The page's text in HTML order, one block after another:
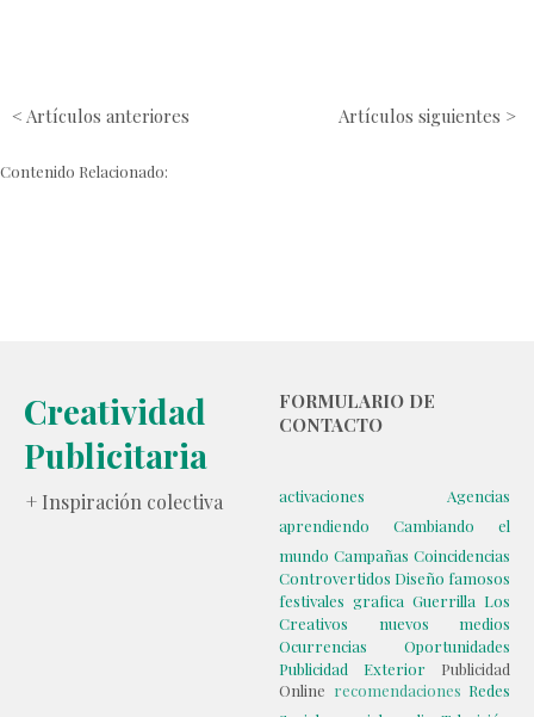
Artículos siguientes >
< Artículos anteriores
Contenido Relacionado:
Creatividad
Publicitaria
+ Inspiración colectiva
FORMULARIO DE
CONTACTO
activaciones
Agencias
aprendiendo
Cambiando el
mundo Campañas Coincidencias
Controvertidos Diseño famosos
festivales grafica Guerrilla Los
Creativos
nuevos medios
Ocurrencias
Oportunidades
Publicidad Exterior
Publicidad
Online recomendaciones Redes